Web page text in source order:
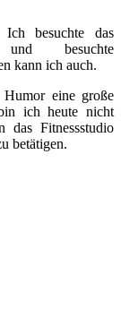
besuchte das
besuchte
kann ich auch.
eine große
ich heute nicht
Fitnessstudio
betätigen.